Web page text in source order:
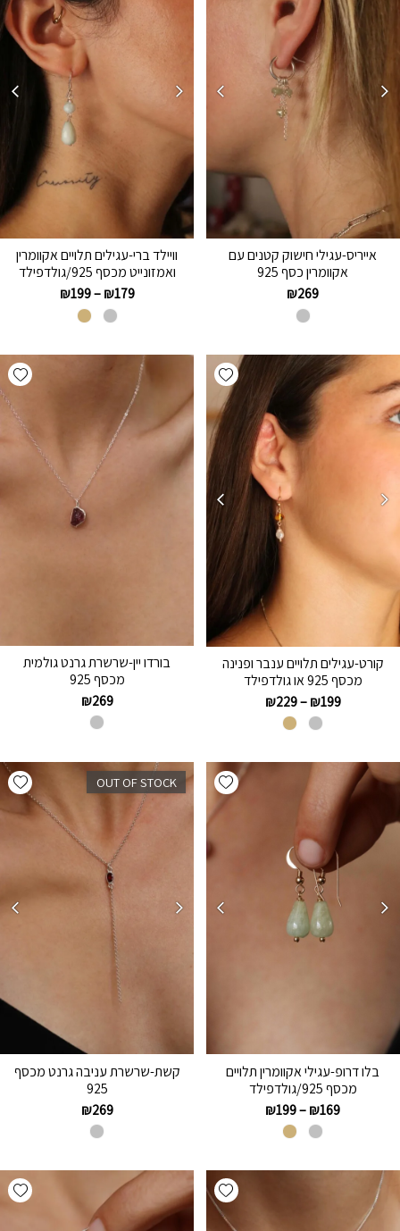
אייריס-עגילי חישוק קטנים עם
אקוומרין כסף 925
₪269
וויילד ברי-עגילים תלויים אקוומרין
ואמזונייט מכסף 925/גולדפילד
₪179
–
₪199
Add wishlist
קורט-עגילים תלויים ענבר ופנינה
מכסף 925 או גולדפילד
₪199
–
₪229
בורדו יין-שרשרת גרנט גולמית
מכסף 925
₪269
Add wishlist
בלו דרופ-עגילי אקוומרין תלויים
מכסף 925/גולדפילד
₪169
–
₪199
OUT OF STOCK
קשת-שרשרת עניבה גרנט מכסף
925
₪269
Add wishlist